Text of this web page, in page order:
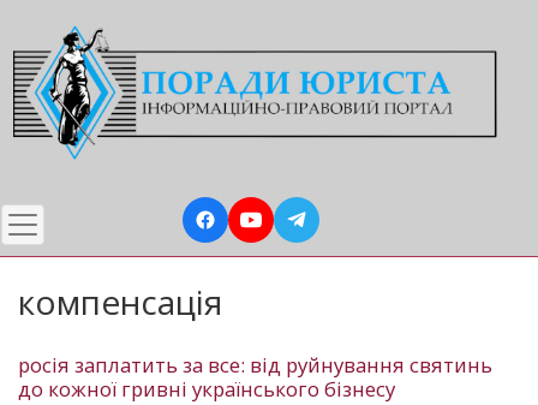
до
основного
вмісту
компенсація
росія заплатить за все: від руйнування святинь
до кожної гривні українського бізнесу